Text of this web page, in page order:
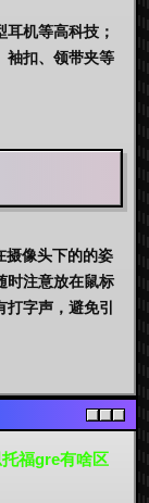
机等高科技；
袖扣、领带夹等
摄像头下的的姿
时注意放在鼠标
打字声，避免引
福gre有啥区